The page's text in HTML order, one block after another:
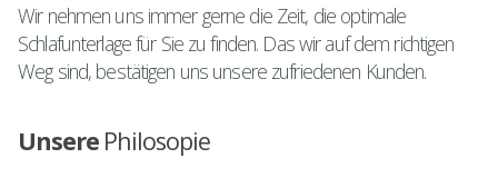
Wir nehmen uns immer gerne die Zeit, die optimale
Schlafunterlage für Sie zu finden. Das wir auf dem richtigen
Weg sind, bestätigen uns unsere zufriedenen Kunden.
Unsere Philosopie